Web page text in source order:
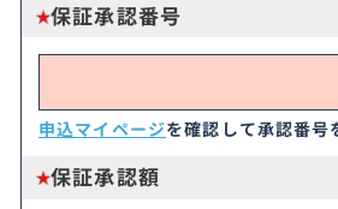
保証承認番号
申込マイページを確認して承認番号
保証承認額